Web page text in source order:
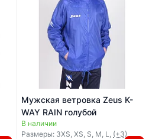
Мужская ветровка Zeus K-
WAY RAIN голубой
В наличии
Размеры: 3XS, XS, S, M, L, (+3)